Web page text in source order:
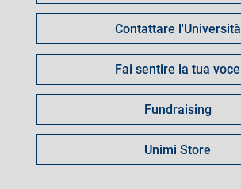
Contattare l'Università
Fai sentire la tua voce
Fundraising
Unimi Store